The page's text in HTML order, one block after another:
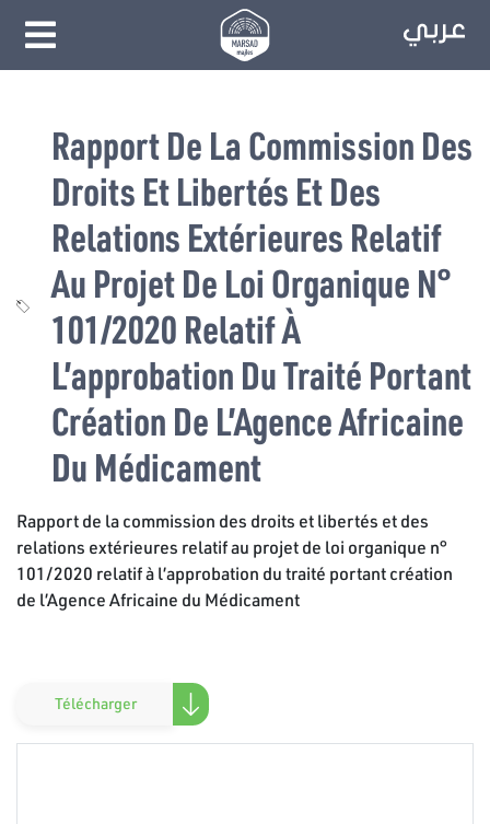
Rapport De La Commission Des
Droits Et Libertés Et Des
Relations Extérieures Relatif
Au Projet De Loi Organique N°
101/2020 Relatif À
L’approbation Du Traité Portant
Création De L’Agence Africaine
Du Médicament
Rapport de la commission des droits et libertés et des
relations extérieures relatif au projet de loi organique n°
101/2020 relatif à l’approbation du traité portant création
de l’Agence Africaine du Médicament
Télécharger